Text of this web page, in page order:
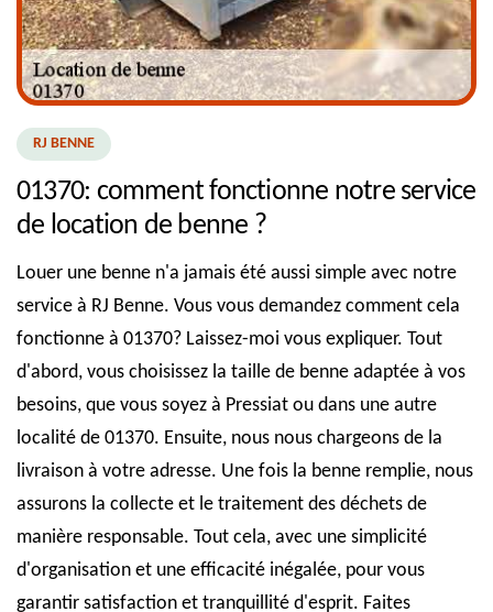
RJ BENNE
01370: comment fonctionne notre service
de location de benne ?
Louer une benne n'a jamais été aussi simple avec notre
service à RJ Benne. Vous vous demandez comment cela
fonctionne à 01370? Laissez-moi vous expliquer. Tout
d'abord, vous choisissez la taille de benne adaptée à vos
besoins, que vous soyez à Pressiat ou dans une autre
localité de 01370. Ensuite, nous nous chargeons de la
livraison à votre adresse. Une fois la benne remplie, nous
assurons la collecte et le traitement des déchets de
manière responsable. Tout cela, avec une simplicité
d'organisation et une efficacité inégalée, pour vous
garantir satisfaction et tranquillité d'esprit. Faites